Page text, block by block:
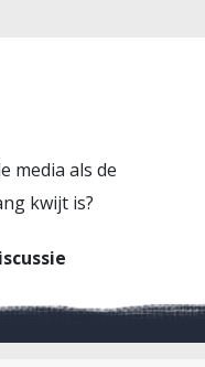
media als de
kwijt is?